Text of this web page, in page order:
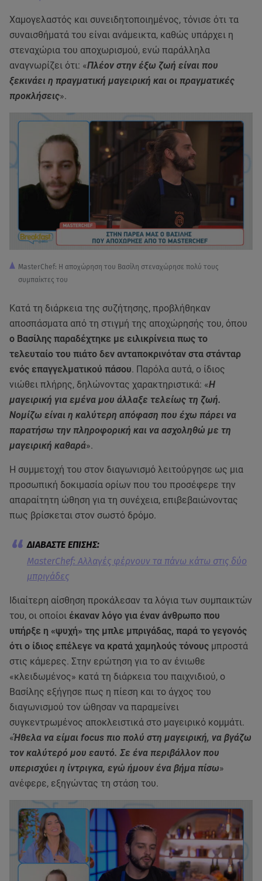
Χαμογελαστός και συνειδητοποιημένος, τόνισε ότι τα
συναισθήματά του είναι ανάμεικτα, καθώς υπάρχει η
στεναχώρια του αποχωρισμού, ενώ παράλληλα
αναγνωρίζει ότι: «Πλέον στην έξω ζωή είναι που
ξεκινάει η πραγματική μαγειρική και οι πραγματικές
προκλήσεις».
MasterChef: Η αποχώρηση του Βασίλη στεναχώρησε πολύ τους
συμπαίκτες του
Κατά τη διάρκεια της συζήτησης, προβλήθηκαν
αποσπάσματα από τη στιγμή της αποχώρησής του, όπου
ο Βασίλης παραδέχτηκε με ειλικρίνεια πως το
τελευταίο του πιάτο δεν ανταποκρινόταν στα στάνταρ
ενός επαγγελματικού πάσου. Παρόλα αυτά, ο ίδιος
νιώθει πλήρης, δηλώνοντας χαρακτηριστικά: «Η
μαγειρική για εμένα μου άλλαξε τελείως τη ζωή.
Νομίζω είναι η καλύτερη απόφαση που έχω πάρει να
παρατήσω την πληροφορική και να ασχοληθώ με τη
μαγειρική καθαρά».
Η συμμετοχή του στον διαγωνισμό λειτούργησε ως μια
προσωπική δοκιμασία ορίων που του προσέφερε την
απαραίτητη ώθηση για τη συνέχεια, επιβεβαιώνοντας
πως βρίσκεται στον σωστό δρόμο.
MasterChef: Αλλαγές φέρνουν τα πάνω κάτω στις δύο
μπριγάδες
Ιδιαίτερη αίσθηση προκάλεσαν τα λόγια των συμπαικτών
του, οι οποίοι έκαναν λόγο για έναν άνθρωπο που
υπήρξε η «ψυχή» της μπλε μπριγάδας, παρά το γεγονός
ότι ο ίδιος επέλεγε να κρατά χαμηλούς τόνους μπροστά
στις κάμερες. Στην ερώτηση για το αν ένιωθε
«κλειδωμένος» κατά τη διάρκεια του παιχνιδιού, ο
Βασίλης εξήγησε πως η πίεση και το άγχος του
διαγωνισμού τον ώθησαν να παραμείνει
συγκεντρωμένος αποκλειστικά στο μαγειρικό κομμάτι.
«Ήθελα να είμαι focus πιο πολύ στη μαγειρική, να βγάζω
τον καλύτερό μου εαυτό. Σε ένα περιβάλλον που
υπερισχύει η ίντριγκα, εγώ ήμουν ένα βήμα πίσω»
ανέφερε, εξηγώντας τη στάση του.